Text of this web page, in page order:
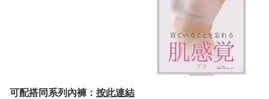
可配搭同系列內褲： 按此連結